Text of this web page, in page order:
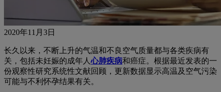
2020年11月3日
长久以来，不断上升的气温和不良空气质量都与各类疾病有
关，包括未妊娠的成年人心肺疾病和癌症。根据最近发表的一
份观察性研究系统性文献回顾，更新数据显示高温及空气污染
可能与不利怀孕结果有关。